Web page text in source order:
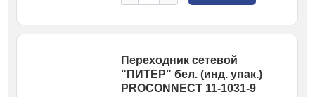
Переходник сетевой
"ПИТЕР" бел. (инд. упак.)
PROCONNECT 11-1031-9